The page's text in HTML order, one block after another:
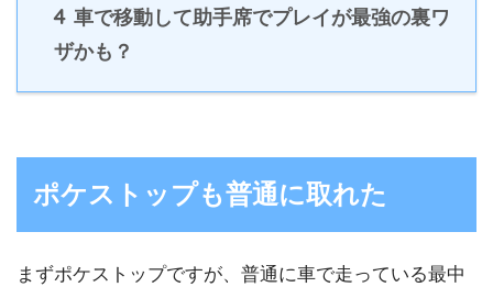
4 車で移動して助手席でプレイが最強の裏ワ
ザかも？
ポケストップも普通に取れた
まずポケストップですが、普通に車で走っている最中